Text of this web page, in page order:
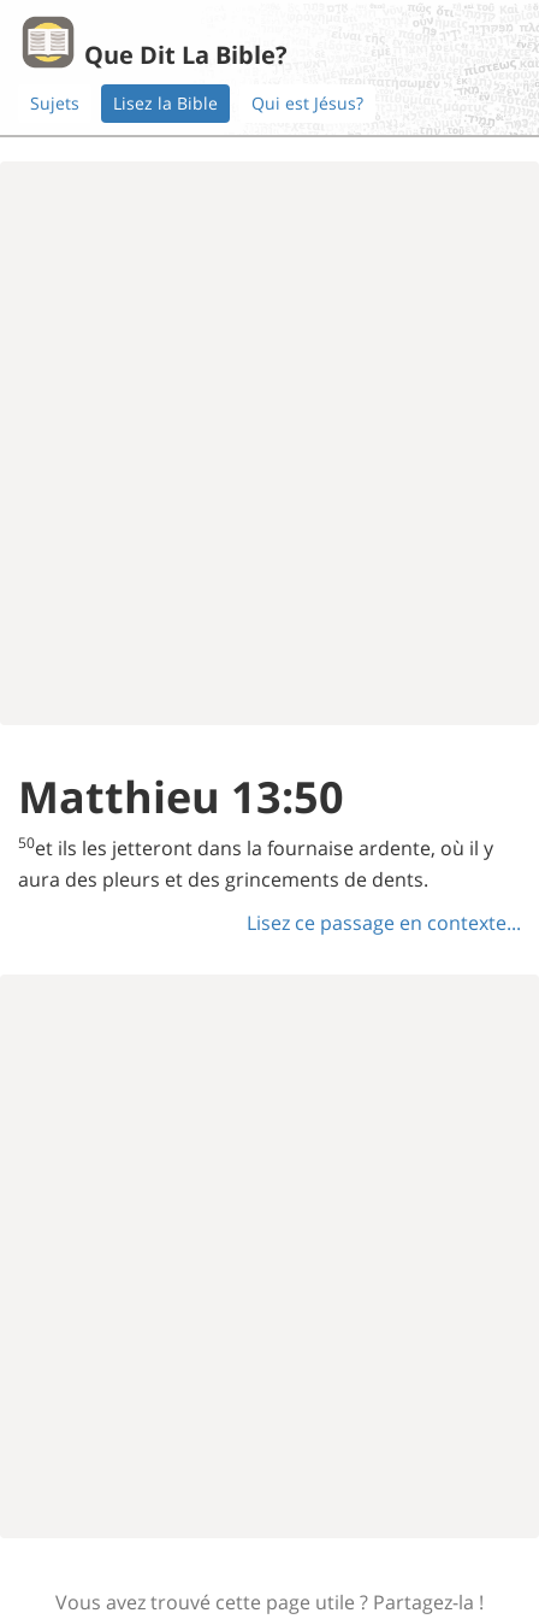
Que Dit La Bible?
Sujets Lisez la Bible Qui est Jésus?
Matthieu 13:50
50et ils les jetteront dans la fournaise ardente, où il y
aura des pleurs et des grincements de dents.
Lisez ce passage en contexte...
Vous avez trouvé cette page utile ? Partagez-la !